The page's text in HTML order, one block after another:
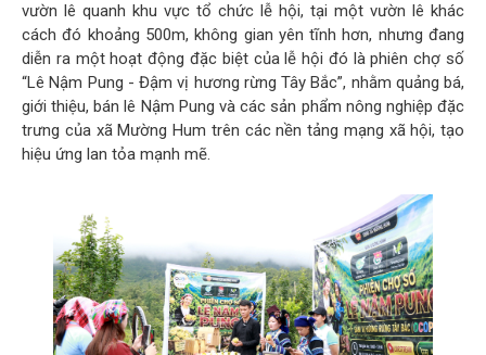
vườn lê quanh khu vực tổ chức lễ hội, tại một vườn lê khác
cách đó khoảng 500m, không gian yên tĩnh hơn, nhưng đang
diễn ra một hoạt động đặc biệt của lễ hội đó là phiên chợ số
“Lê Nậm Pung - Đậm vị hương rừng Tây Bắc”, nhằm quảng bá,
giới thiệu, bán lê Nậm Pung và các sản phẩm nông nghiệp đặc
trưng của xã Mường Hum trên các nền tảng mạng xã hội, tạo
hiệu ứng lan tỏa mạnh mẽ.